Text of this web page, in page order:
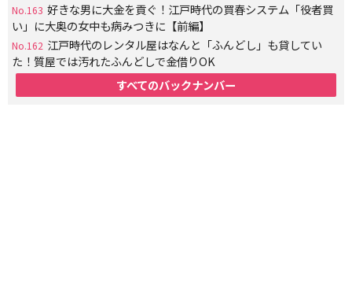
No.163 好きな男に大金を貢ぐ！江戸時代の買春システム「役者買
い」に大奥の女中も病みつきに【前編】
No.162 江戸時代のレンタル屋はなんと「ふんどし」も貸してい
た！質屋では汚れたふんどしで金借りOK
すべてのバックナンバー